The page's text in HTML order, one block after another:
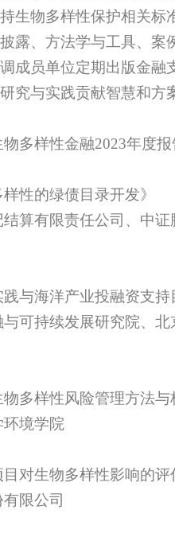
生物多样性保护相关标
露、方法学与工具、案
成员单位定期出版金融
究与实践贡献智慧和方
物多样性金融2023年度
性的绿债目录开发》
算有限责任公司、中
与海洋产业投融资支持
可持续发展研究院、
多样性风险管理方法与
境学院
对生物多样性影响的评
限公司